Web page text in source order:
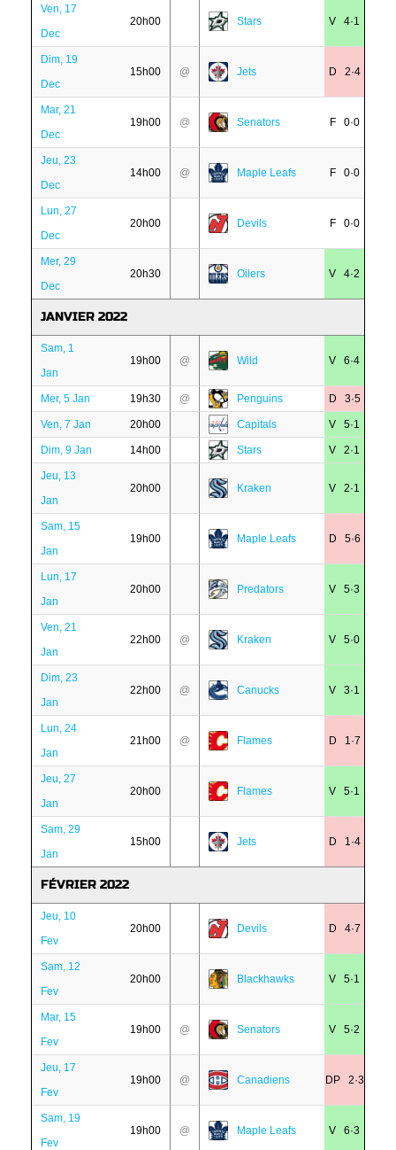
Ven, 17
Dec
20h00 Stars V 4·1
Dim, 19
Dec
15h00 @ Jets D 2·4
Mar, 21
Dec
19h00 @ Senators F 0·0
Jeu, 23
Dec
14h00 @ Maple Leafs F 0·0
Lun, 27
Dec
20h00 Devils F 0·0
Mer, 29
Dec
20h30 Oilers V 4·2
JANVIER 2022
Sam, 1
Jan
19h00 @ Wild V 6·4
Mer, 5 Jan 19h30 @ Penguins D 3·5
Ven, 7 Jan 20h00 Capitals V 5·1
Dim, 9 Jan 14h00 Stars V 2·1
Jeu, 13
Jan
20h00 Kraken V 2·1
Sam, 15
Jan
19h00 Maple Leafs D 5·6
Lun, 17
Jan
20h00 Predators V 5·3
Ven, 21
Jan
22h00 @ Kraken V 5·0
Dim, 23
Jan
22h00 @ Canucks V 3·1
Lun, 24
Jan
21h00 @ Flames D 1·7
Jeu, 27
Jan
20h00 Flames V 5·1
Sam, 29
Jan
15h00 Jets D 1·4
FÉVRIER 2022
Jeu, 10
Fev
20h00 Devils D 4·7
Sam, 12
Fev
20h00 Blackhawks V 5·1
Mar, 15
Fev
19h00 @ Senators V 5·2
Jeu, 17
Fev
19h00 @ Canadiens DP 2·3
Sam, 19
Fev
19h00 @ Maple Leafs V 6·3